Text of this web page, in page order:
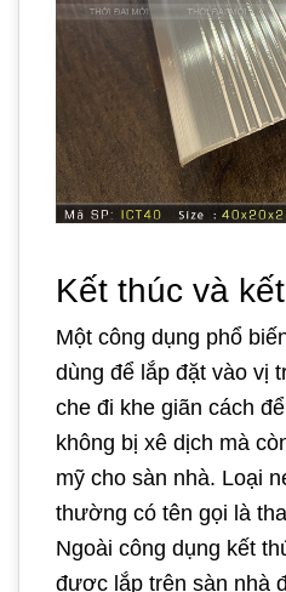
Kết thúc và
Một công dụng phổ
dùng để lắp đặt vào vị
che đi khe giãn cách
không bị xê dịch mà
mỹ cho sàn nhà. Loại
thường có tên gọi là
Ngoài công dụng kết
được lắp trên sàn nhà